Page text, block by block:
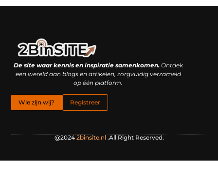
De site waar kennis en inspiratie samenkomen.Ontdek
een wereld aan blogs en artikelen, zorgvuldig verzameld
op één platform.
Wie zijn wij? Registreer
@2024 2binsite.nl.All Right Reserved.